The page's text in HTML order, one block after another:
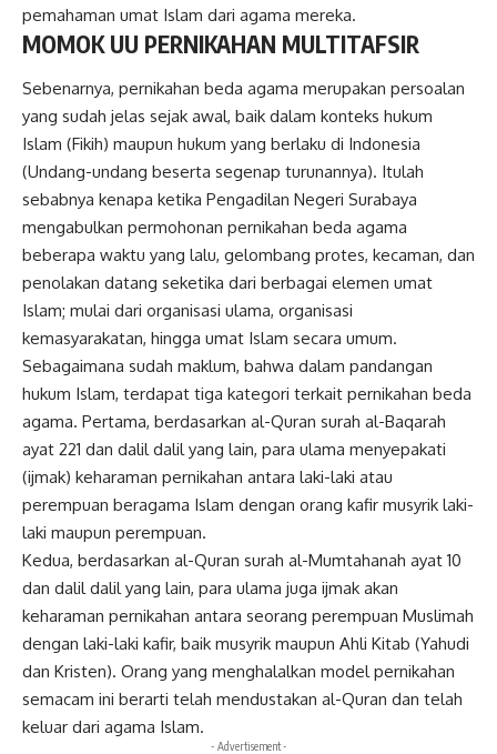
pemahaman umat Islam dari agama mereka.
MOMOK UU PERNIKAHAN MULTITAFSIR
Sebenarnya, pernikahan beda agama merupakan persoalan
yang sudah jelas sejak awal, baik dalam konteks hukum
Islam (Fikih) maupun hukum yang berlaku di Indonesia
(Undang-undang beserta segenap turunannya). Itulah
sebabnya kenapa ketika Pengadilan Negeri Surabaya
mengabulkan permohonan pernikahan beda agama
beberapa waktu yang lalu, gelombang protes, kecaman, dan
penolakan datang seketika dari berbagai elemen umat
Islam; mulai dari organisasi ulama, organisasi
kemasyarakatan, hingga umat Islam secara umum.
Sebagaimana sudah maklum, bahwa dalam pandangan
hukum Islam, terdapat tiga kategori terkait pernikahan beda
agama. Pertama, berdasarkan al-Quran surah al-Baqarah
ayat 221 dan dalil dalil yang lain, para ulama menyepakati
(ijmak) keharaman pernikahan antara laki-laki atau
perempuan beragama Islam dengan orang kafir musyrik laki-
laki maupun perempuan.
Kedua, berdasarkan al-Quran surah al-Mumtahanah ayat 10
dan dalil dalil yang lain, para ulama juga ijmak akan
keharaman pernikahan antara seorang perempuan Muslimah
dengan laki-laki kafir, baik musyrik maupun Ahli Kitab (Yahudi
dan Kristen). Orang yang menghalalkan model pernikahan
semacam ini berarti telah mendustakan al-Quran dan telah
keluar dari agama Islam.
- Advertisement -